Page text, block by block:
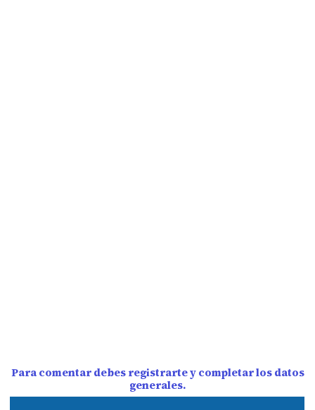
Para comentar debes registrarte y completar los datos
generales.